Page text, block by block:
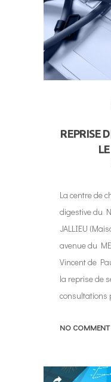
REPRISE
La centre de
digestive du
JALLIEU
avenue du
Vincent de
la reprise de
consultations
NO COMMENT